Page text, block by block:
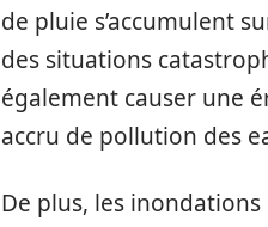
de pluie s’accumulent
des situations
également causer une
accru de pollution des
De plus, les